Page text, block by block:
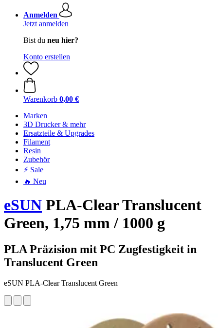
Anmelden
Jetzt anmelden
Bist du neu hier?
Konto erstellen
Warenkorb 0,00 €
Marken
3D Drucker & mehr
Ersatzteile & Upgrades
Filament
Resin
Zubehör
⚡ Sale
🔥 Neu
eSUN PLA-Clear Translucent
Green, 1,75 mm / 1000 g
PLA Präzision mit PC Zugfestigkeit in
Translucent Green
eSUN PLA-Clear Translucent Green